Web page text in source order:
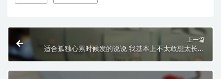
上一篇
适合孤独心累时候发的说说 我基本上不太敢想太长远